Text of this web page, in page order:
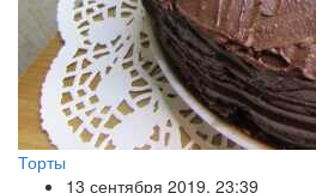
Торты
13 сентября 2019, 23:39